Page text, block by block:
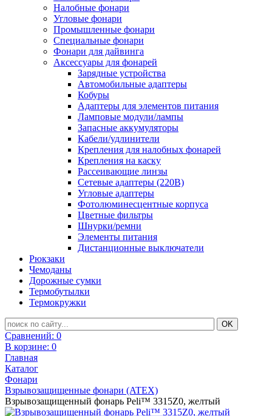
Налобные фонари
Угловые фонари
Промышленные фонари
Специальные фонари
Фонари для дайвинга
Аксессуары для фонарей
Зарядные устройства
Автомобильные адаптеры
Кобуры
Адаптеры для элементов питания
Ламповые модули/лампы
Запасные аккумуляторы
Кабели/удлинители
Крепления для налобных фонарей
Крепления на каску
Рассеивающие линзы
Сетевые адаптеры (220В)
Угловые адаптеры
Фотолюминесцентные корпуса
Цветные фильтры
Шнурки/ремни
Элементы питания
Дистанционные выключатели
Рюкзаки
Чемоданы
Дорожные сумки
Термобутылки
Термокружки
Сравнений: 0
В корзине: 0
Главная
Каталог
Фонари
Взрывозащищенные фонари (ATEX)
Взрывозащищенный фонарь Peli™ 3315Z0, желтый